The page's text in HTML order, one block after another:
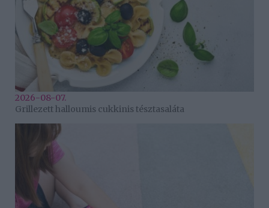
2026-08-07.
Grillezett halloumis cukkinis tésztasaláta